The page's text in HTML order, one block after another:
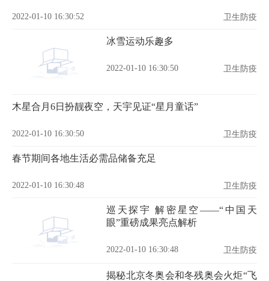
2022-01-10 16:30:52 卫生防疫
冰雪运动乐趣多
2022-01-10 16:30:50 卫生防疫
木星合月6日扮靓夜空，天宇见证“星月童话”
2022-01-10 16:30:50 卫生防疫
春节期间各地生活必需品储备充足
2022-01-10 16:30:48 卫生防疫
巡天探宇 解密星空——“中国天
眼”重磅成果亮点解析
2022-01-10 16:30:48 卫生防疫
揭秘北京冬奥会和冬残奥会火炬“飞